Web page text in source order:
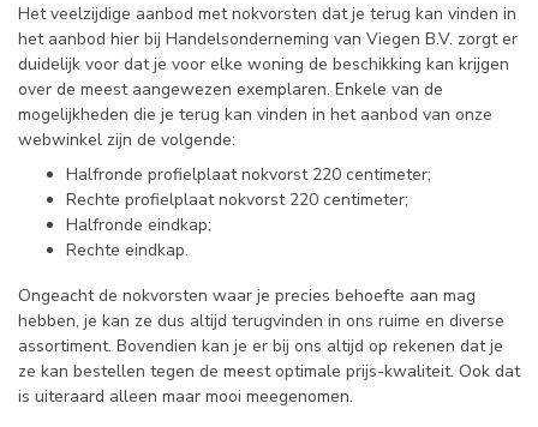
Het veelzijdige aanbod met nokvorsten dat je terug kan vinden in
het aanbod hier bij Handelsonderneming van Viegen B.V. zorgt er
duidelijk voor dat je voor elke woning de beschikking kan krijgen
over de meest aangewezen exemplaren. Enkele van de
mogelijkheden die je terug kan vinden in het aanbod van onze
webwinkel zijn de volgende:
Halfronde profielplaat nokvorst 220 centimeter;
Rechte profielplaat nokvorst 220 centimeter;
Halfronde eindkap;
Rechte eindkap.
Ongeacht de nokvorsten waar je precies behoefte aan mag
hebben, je kan ze dus altijd terugvinden in ons ruime en diverse
assortiment. Bovendien kan je er bij ons altijd op rekenen dat je
ze kan bestellen tegen de meest optimale prijs-kwaliteit. Ook dat
is uiteraard alleen maar mooi meegenomen.